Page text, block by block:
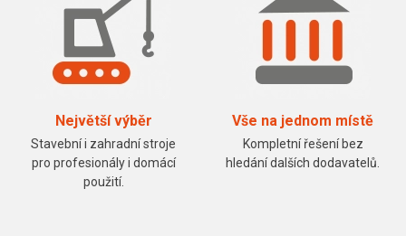
Největší výběr
Stavební i zahradní stroje
pro profesionály i domácí
použití.
Vše na jednom místě
Kompletní řešení bez
hledání dalších dodavatelů.